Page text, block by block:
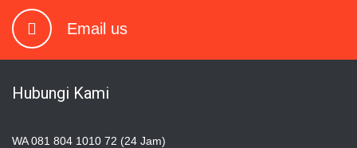
Email us
Hubungi Kami
WA 081 804 1010 72 (24 Jam)